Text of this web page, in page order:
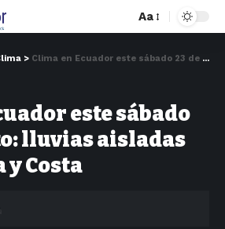
Aa
> Clima en Ecuador este sábado 23 de agosto: lluvias aisladas en la Sierra y Costa
este sábado
lluvias aisladas
y Costa